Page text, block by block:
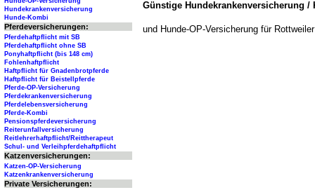
Günstige Hundekrankenversicherung
und Hunde-OP-Versicherung für
Hundekrankenversicherung
Hunde-Kombi
Pferdeversicherungen:
Pferdehaftpflicht mit SB
Pferdehaftpflicht ohne SB
Ponyhaftpflicht (bis 148 cm)
Fohlenhaftpflicht
Haftpflicht für Gnadenbrotpferde
Haftpflicht für Beistellpferde
Pferde-OP-Versicherung
Pferdekrankenversicherung
Pferdelebensversicherung
Pferde-Kombi
Pensionspferdeversicherung
Reiterunfallversicherung
Reitlehrerhaftpflicht/Reittherapeut
Schul- und Verleihpferdehaftpflicht
Katzenversicherungen:
Katzen-OP-Versicherung
Katzenkrankenversicherung
Private Versicherungen: